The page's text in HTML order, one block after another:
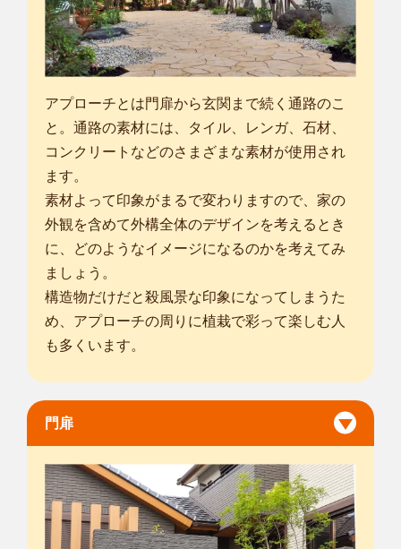
アプローチとは門扉から玄関まで続く通路のこ
と。通路の素材には、タイル、レンガ、石材、
コンクリートなどのさまざまな素材が使用され
ます。
素材よって印象がまるで変わりますので、家の
外観を含めて外構全体のデザインを考えるとき
に、どのようなイメージになるのかを考えてみ
ましょう。
構造物だけだと殺風景な印象になってしまうた
め、アプローチの周りに植栽で彩って楽しむ人
も多くいます。
門扉